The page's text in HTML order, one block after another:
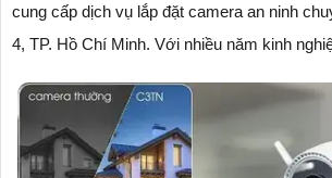
cung cấp dịch vụ lắp đặt camera an ninh
4, TP. Hồ Chí Minh. Với nhiều năm kinh